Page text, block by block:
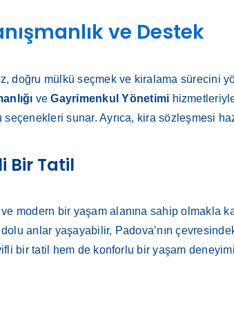
ve Destek
doğru mülkü seçmek ve kiralama sürecini
veGayrimenkul Yönetimi
sunar. Ayrıca, kira sözleşmesi
Bir Tatil
modern bir yaşam alanına sahip
anlar yaşayabilir, Padova’nın
bir tatil hem de konforlu bir yaşam